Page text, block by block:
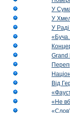
У
У
У Раді
Grand
Від
«Не